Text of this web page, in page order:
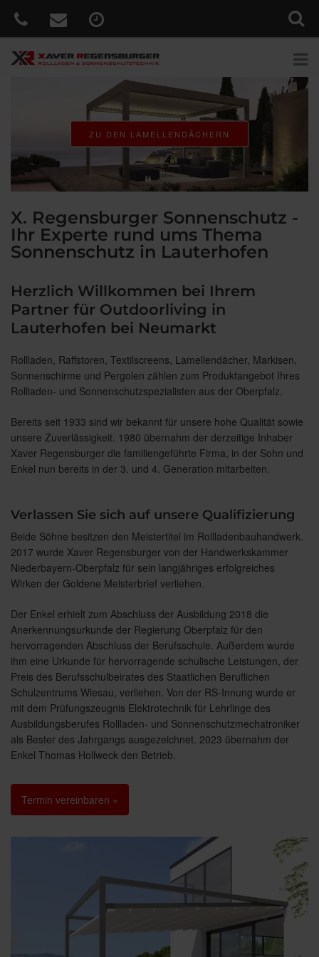
ZU DEN LAMELLENDÄCHERN
X. Regensburger Sonnenschutz -
Ihr Experte rund ums Thema
Sonnenschutz in Lauterhofen
Herzlich Willkommen bei Ihrem
Partner für Outdoorliving in
Lauterhofen bei Neumarkt
Rollladen, Raffstoren, Textilscreens, Lamellendächer, Markisen,
Sonnenschirme und Pergolen zählen zum Produktangebot Ihres
Rollladen- und Sonnenschutzspezialisten aus der Oberpfalz.
Bereits seit 1933 sind wir bekannt für unsere hohe Qualität sowie
unsere Zuverlässigkeit. 1980 übernahm der derzeitige Inhaber
Xaver Regensburger die familiengeführte Firma, in der Sohn und
Enkel nun bereits in der 3. und 4. Generation mitarbeiten.
Verlassen Sie sich auf unsere Qualifizierung
Beide Söhne besitzen den Meistertitel im Rollladenbauhandwerk.
2017 wurde Xaver Regensburger von der Handwerkskammer
Niederbayern-Oberpfalz für sein langjähriges erfolgreiches
Wirken der Goldene Meisterbrief verliehen.
Der Enkel erhielt zum Abschluss der Ausbildung 2018 die
Anerkennungsurkunde der Regierung Oberpfalz für den
hervorragenden Abschluss der Berufsschule. Außerdem wurde
ihm eine Urkunde für hervorragende schulische Leistungen, der
Preis des Berufsschulbeirates des Staatlichen Beruflichen
Schulzentrums Wiesau, verliehen. Von der RS-Innung wurde er
mit dem Prüfungszeugnis Elektrotechnik für Lehrlinge des
Ausbildungsberufes Rollladen- und Sonnenschutzmechatroniker
als Bester des Jahrgangs ausgezeichnet. 2023 übernahm der
Enkel Thomas Hollweck den Betrieb.
Termin vereinbaren »